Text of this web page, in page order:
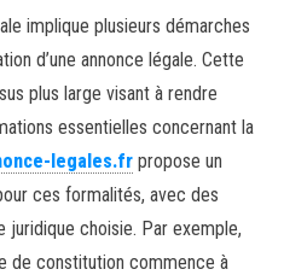
implique plusieurs démarches
d’une annonce légale. Cette
plus large visant à rendre
essentielles concernant la
legales.fr propose un
ces formalités, avec des
choisie. Par exemple,
de constitution commence à